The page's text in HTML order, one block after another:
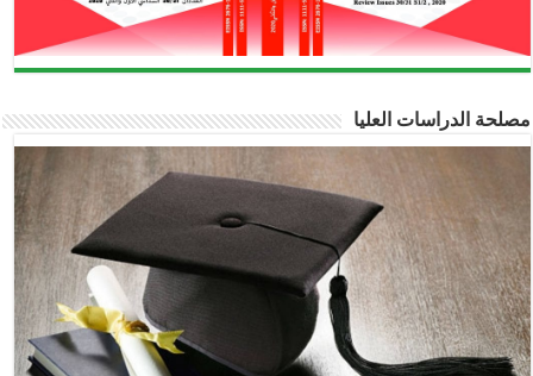
مصلحة الدراسات العليا